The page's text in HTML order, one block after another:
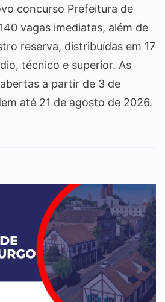
concurso Prefeitura de
vagas imediatas, além de
reserva, distribuídas em 17
técnico e superior. As
a partir de 3 de
até 21 de agosto de 2026.